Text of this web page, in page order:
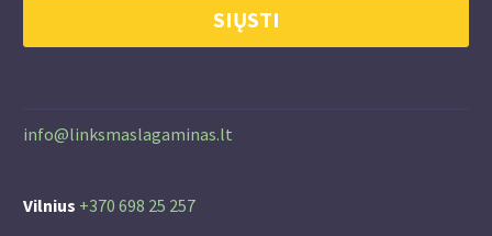
info@linksmaslagaminas.lt
Vilnius +370 698 25 257